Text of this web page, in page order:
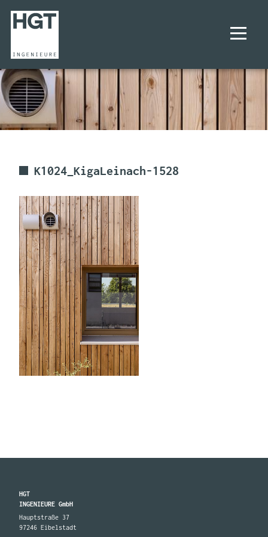
UNTERNEHMEN
LEISTUNGEN
KARRIERE
KONTAKT
K1024_KigaLeinach-1528
HGT
INGENIEURE GmbH
Hauptstraße 37
97246 Eibelstadt